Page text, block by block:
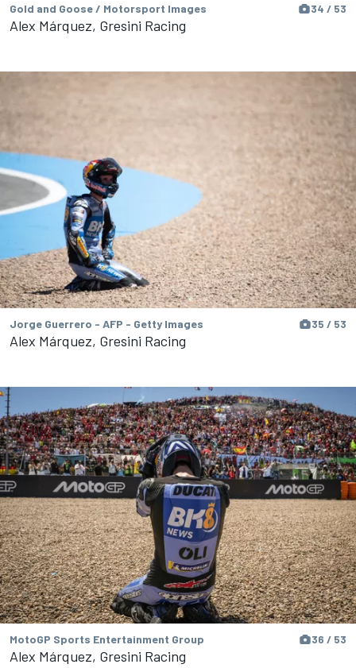
Gold and Goose / Motorsport Images 34 / 53
Alex Márquez, Gresini Racing
Jorge Guerrero - AFP - Getty Images 35 / 53
Alex Márquez, Gresini Racing
MotoGP Sports Entertainment Group 36 / 53
Alex Márquez, Gresini Racing